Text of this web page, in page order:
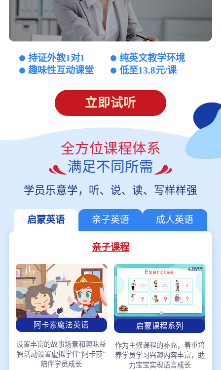
持证外教1对1
纯英文教学环境
趣味性互动课堂
低至13.8元/课
立即试听
全方位课程体系
满足不同所需
学员乐意学，听、说、读、写样样强
启蒙英语 亲子英语 成人英语
亲子课程
阿卡索魔法英语
设置丰富的故事场景和趣味益
智活动设置虚拟学伴“阿卡莎”
陪伴学员成长
启蒙课程系列
作为主修课程的补充，着重培
养学员学习兴趣内容丰富，助
力宝宝实现语言成长